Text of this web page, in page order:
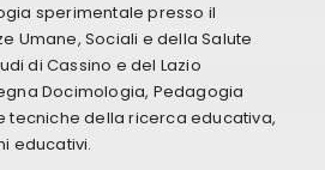
sperimentale presso il
Umane, Sociali e della Salute
di Cassino e del Lazio
Docimologia, Pedagogia
tecniche della ricerca educativa,
educativi.